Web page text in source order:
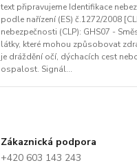
text připravujeme Identifikace
podle nařízení (ES) č.1272/2008
nebezpečnosti (CLP): GHS07 -
látky, které mohou způsobovat
je dráždění očí, dýchacích cest
ospalost. Signál...
Zákaznická podpora
+420 603 143 243